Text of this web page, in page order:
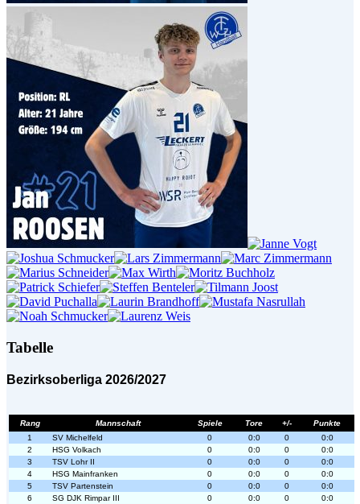
Tabelle
Bezirksoberliga 2026/2027
Rang Mannschaft Spiele Tore +/-
Punkte
1
SV Michelfeld 0 0:0 0
0:0
2
HSG Volkach 0 0:0 0
0:0
3
TSV Lohr II 0 0:0 0
0:0
4
HSG Mainfranken 0 0:0 0
0:0
5
TSV Partenstein 0 0:0 0
0:0
6
SG DJK Rimpar III 0 0:0 0
0:0